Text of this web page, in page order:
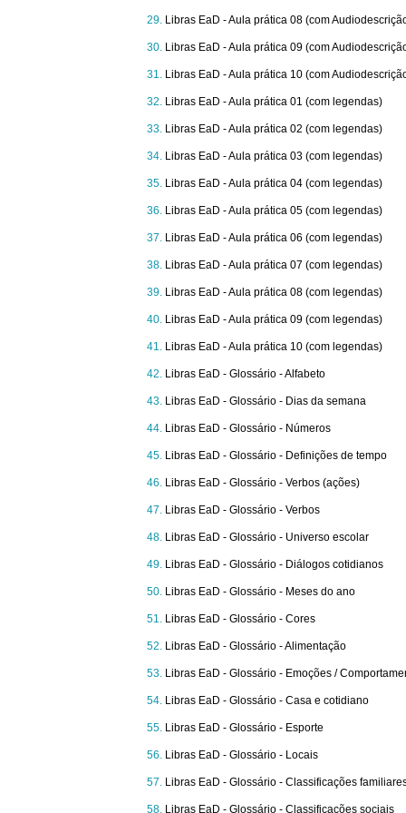
Libras EaD - Aula prática 08 (com
Libras EaD - Aula prática 09 (com
Libras EaD - Aula prática 10 (com
Libras EaD - Aula prática 01 (com legendas)
Libras EaD - Aula prática 02 (com legendas)
Libras EaD - Aula prática 03 (com legendas)
Libras EaD - Aula prática 04 (com legendas)
Libras EaD - Aula prática 05 (com legendas)
Libras EaD - Aula prática 06 (com legendas)
Libras EaD - Aula prática 07 (com legendas)
Libras EaD - Aula prática 08 (com legendas)
Libras EaD - Aula prática 09 (com legendas)
Libras EaD - Aula prática 10 (com legendas)
Libras EaD - Glossário - Alfabeto
Libras EaD - Glossário - Dias da semana
Libras EaD - Glossário - Números
Libras EaD - Glossário - Definições de tempo
Libras EaD - Glossário - Verbos (ações)
Libras EaD - Glossário - Verbos
Libras EaD - Glossário - Universo escolar
Libras EaD - Glossário - Diálogos cotidianos
Libras EaD - Glossário - Meses do ano
Libras EaD - Glossário - Cores
Libras EaD - Glossário - Alimentação
Libras EaD - Glossário - Emoções /
Libras EaD - Glossário - Casa e cotidiano
Libras EaD - Glossário - Esporte
Libras EaD - Glossário - Locais
Libras EaD - Glossário - Classificações
Libras EaD - Glossário - Classificações sociais